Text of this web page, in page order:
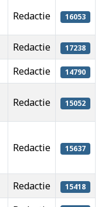
Redactie 16053
Redactie 17238
Redactie 14790
Redactie 15052
Redactie 15637
Redactie 15418